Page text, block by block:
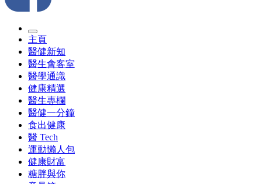
主頁
醫健新知
醫生會客室
醫學通識
健康精選
醫生專欄
醫健一分鐘
食出健康
醫 Tech
運動懶人包
健康財富
糖胖與你